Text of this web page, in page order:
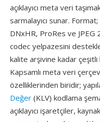
açıklayıcı meta veri
sarmalayıcı sunar.
DNxHR, ProRes ve
codec yelpazesini
kalite arşivine kadar çeşitli
Kapsamlı meta veri
özelliklerinden biridir;
Değer (KLV) kodlama
açıklayıcı işaretçiler,